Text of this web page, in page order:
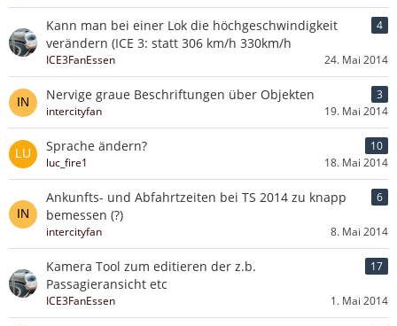
Kann man bei einer Lok die höchgeschwindigkeit
verändern (ICE 3: statt 306 km/h 330km/h
4
ICE3FanEssen 24. Mai 2014
Nervige graue Beschriftungen über Objekten
3
intercityfan
19. Mai 2014
Sprache ändern?
10
luc_fire1
18. Mai 2014
Ankunfts- und Abfahrtzeiten bei TS 2014 zu knapp
bemessen (?)
6
intercityfan 8. Mai 2014
Kamera Tool zum editieren der z.b.
Passagieransicht etc
17
ICE3FanEssen 1. Mai 2014